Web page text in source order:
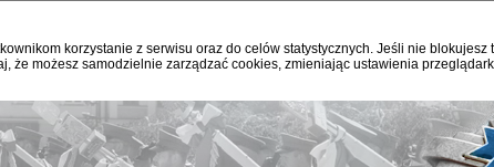
korzystanie z serwisu oraz do celów statystycznych. Jeśli nie
że możesz samodzielnie zarządzać cookies, zmieniając ustawienia